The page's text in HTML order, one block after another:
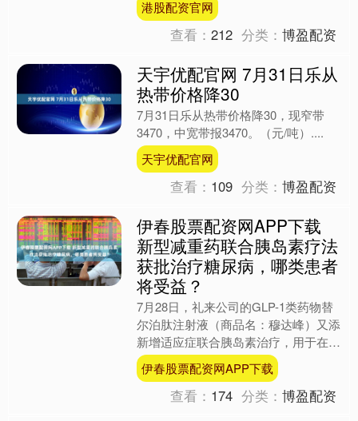
港股配资官网
查看：212 分类：博盈配资
天宇优配官网 7月31日乐从
热带价格降30
7月31日乐从热带价格降30，现窄带
3470，中宽带报3470。（元/吨）....
天宇优配官网
查看： 109 分类：博盈配资
伊春股票配资网APP下载
新型减重药联合胰岛素疗法
获批治疗糖尿病，哪类患者
将受益？
7月28日，礼来公司的GLP-1类药物替
尔泊肽注射液（商品名：穆达峰）又添
新增适应症联合胰岛素治疗，用于在饮
食控制和运动基础上，改善成人2型糖
尿病（T2DM）患....
伊春股票配资网APP下载
查看： 174 分类：博盈配资